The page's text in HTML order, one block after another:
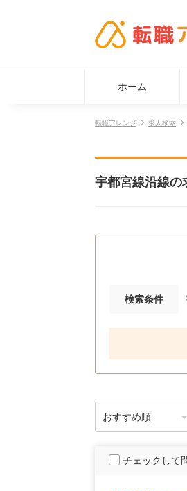
ホーム
転職アレンジ 求人検索
宇都宮線沿線の
検索条件
チェックして